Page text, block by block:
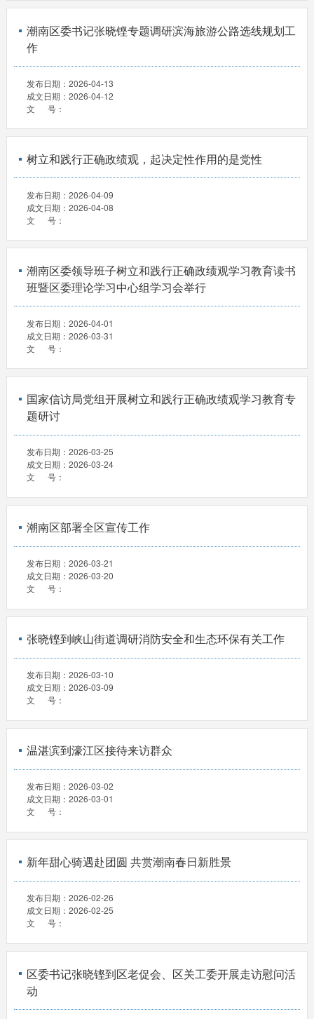
潮南区委书记张晓铿专题调研滨海旅游公路选线规划工
作
发布日期： 2026-04-13
成文日期： 2026-04-12
文 号：
树立和践行正确政绩观，起决定性作用的是党性
发布日期： 2026-04-09
成文日期： 2026-04-08
文 号：
潮南区委领导班子树立和践行正确政绩观学习教育读书
班暨区委理论学习中心组学习会举行
发布日期： 2026-04-01
成文日期： 2026-03-31
文 号：
国家信访局党组开展树立和践行正确政绩观学习教育专
题研讨
发布日期： 2026-03-25
成文日期： 2026-03-24
文 号：
潮南区部署全区宣传工作
发布日期： 2026-03-21
成文日期： 2026-03-20
文 号：
张晓铿到峡山街道调研消防安全和生态环保有关工作
发布日期： 2026-03-10
成文日期： 2026-03-09
文 号：
温湛滨到濠江区接待来访群众
发布日期： 2026-03-02
成文日期： 2026-03-01
文 号：
新年甜心骑遇赴团圆 共赏潮南春日新胜景
发布日期： 2026-02-26
成文日期： 2026-02-25
文 号：
区委书记张晓铿到区老促会、区关工委开展走访慰问活
动